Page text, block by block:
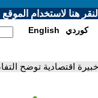
هنا لاستخدام الموقع
English كوردي